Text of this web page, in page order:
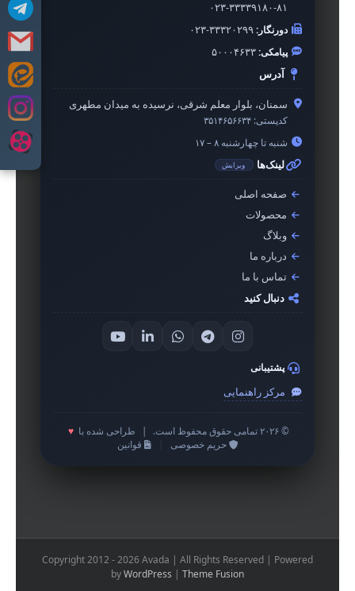
content
۰۲۳-۳۳۳۳۹۱۸۰-۸۱
دورنگار:۰۲۳-۳۳۳۲۰۲۹۹
پیامکی:۵۰۰۰۴۶۳۳
آدرس
سمنان، بلوار معلم شرقی، نرسیده به میدان مطهری
کدپستی: ۳۵۱۴۶۵۶۶۳۴
شنبه تا چهارشنبه ۸ – ۱۷
لینک‌ها ویرایش
صفحه اصلی
محصولات
وبلاگ
درباره ما
تماس با ما
دنبال کنید
پشتیبانی
مرکز راهنمایی
© ۲۰۲۶ تمامی حقوق محفوظ است. طراحی شده با ♥
حریم خصوصی
قوانین
Copyright 2012 - 2026 Avada | All Rights Reserved | Powered
byWordPress | Theme Fusion